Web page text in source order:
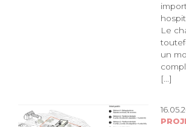
Le
un
[...]